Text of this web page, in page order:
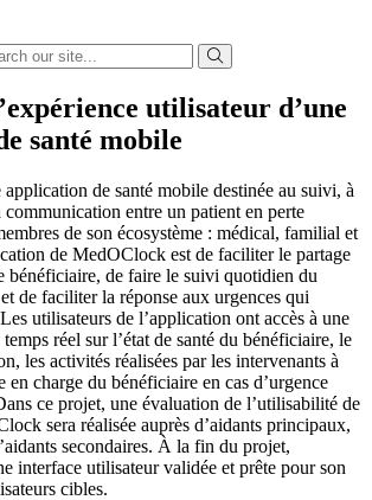
utilisateur d’une
santé mobile
de santé mobile destinée au suivi, à
communication entre un patient en perte
de son écosystème : médical, familial et
de MedOClock est de faciliter le partage
bénéficiaire, de faire le suivi quotidien du
de faciliter la réponse aux urgences qui
utilisateurs de l’application ont accès à une
réel sur l’état de santé du bénéficiaire, le
les activités réalisées par les intervenants à
en charge du bénéficiaire en cas d’urgence
ce projet, une évaluation de l’utilisabilité de
sera réalisée auprès d’aidants principaux,
secondaires. À la fin du projet,
interface utilisateur validée et prête pour son
cibles.